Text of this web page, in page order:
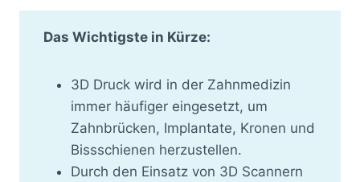
Das Wichtigste in Kürze:
3D Druck wird in der Zahnmedizin
immer häufiger eingesetzt, um
Zahnbrücken, Implantate, Kronen und
Bissschienen herzustellen.
Durch den Einsatz von 3D Scannern